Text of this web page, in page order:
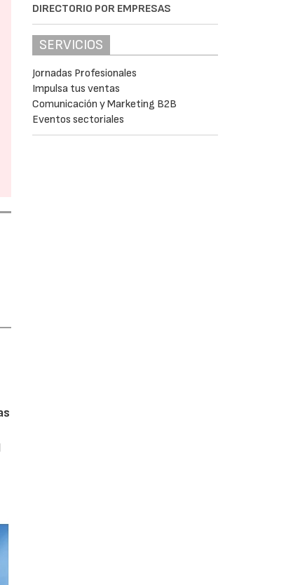
DIRECTORIO POR EMPRESAS
SERVICIOS
Jornadas Profesionales
Impulsa tus ventas
Comunicación y Marketing B2B
Eventos sectoriales